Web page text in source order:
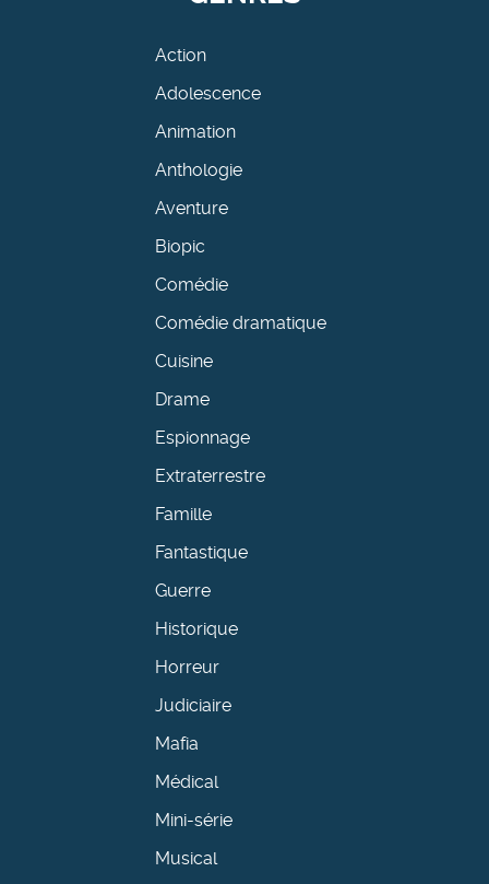
Action
Adolescence
Animation
Anthologie
Aventure
Biopic
Comédie
Comédie dramatique
Cuisine
Drame
Espionnage
Extraterrestre
Famille
Fantastique
Guerre
Historique
Horreur
Judiciaire
Mafia
Médical
Mini-série
Musical